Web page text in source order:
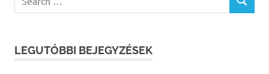
for:
SEARCH
LEGUTÓBBI BEJEGYZÉSEK